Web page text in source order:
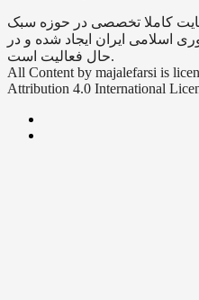
کاملا تخصصی در حوزه سبک
اسلامی ایران ایجاد شده و در
حال فعالیت است.
All Content by majalefarsi is
Attribution 4.0 International